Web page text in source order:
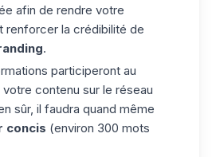
afin de rendre votre
renforcer la crédibilité de
.
participeront au
contenu sur le réseau
sûr, il faudra quand même
concis (environ 300 mots